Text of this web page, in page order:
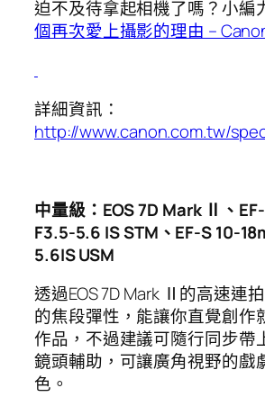
迫不及待拿起相機了嗎？小編
個再次愛上攝影的理由 –
詳細資訊：
http://www.canon.com.tw/
中量級：EOS 7D Mark Ⅱ、
F3.5-5.6 IS STM、EF-S 10-
5.6IS USM
透過EOS 7D Mark Ⅱ的高速連
的焦段彈性，能讓你直覺創作
作品，不過建議可隨行同步帶
鏡頭輔助，可讓廣角視野的戲
色。